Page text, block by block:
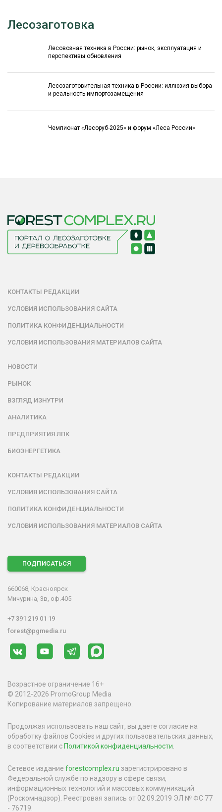
Лесозаготовка
Лесовозная техника в России: рынок, эксплуатация и
перспективы обновления
Лесозаготовительная техника в России: иллюзия выбора
и реальность импортозамещения
Чемпионат «Лесоруб-2025» и форум «Леса России»
КОНТАКТЫ РЕДАКЦИИ
УСЛОВИЯ ИСПОЛЬЗОВАНИЯ САЙТА
ПОЛИТИКА КОНФИДЕНЦИАЛЬНОСТИ
УСЛОВИЯ ИСПОЛЬЗОВАНИЯ МАТЕРИАЛОВ САЙТА
НОВОСТИ
РЫНОК
ВЗГЛЯД ИЗНУТРИ
АНАЛИТИКА
ПРЕДПРИЯТИЯ ЛПК
БИОЭНЕРГЕТИКА
КОНТАКТЫ РЕДАКЦИИ
УСЛОВИЯ ИСПОЛЬЗОВАНИЯ САЙТА
ПОЛИТИКА КОНФИДЕНЦИАЛЬНОСТИ
УСЛОВИЯ ИСПОЛЬЗОВАНИЯ МАТЕРИАЛОВ САЙТА
ПОДПИСАТЬСЯ
660068, Красноярск
Мичурина, 3в, оф.405
+7 391 219 01 19
forest@pgmedia.ru
Возрастное ограничение 16+
© 2012-2026 PromoGroup Media
Копирование материалов запрещено.
Продолжая использовать наш сайт, вы даете согласие на
обработку файлов Cookies и других пользовательских данных,
в соответствии с Политикой конфиденциальности.
Сетевое издание forestcomplex.ru зарегистрировано в
Федеральной службе по надзору в сфере связи,
информационных технологий и массовых коммуникаций
(Роскомнадзор). Реестровая запись от 02.09.2019 ЭЛ № ФС 77
- 76719.